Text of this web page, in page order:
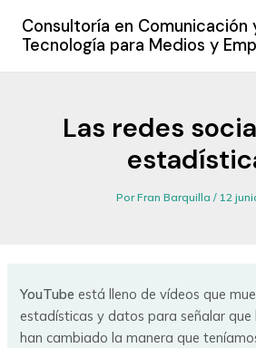
contenido
Consultoría en Comunicación
Tecnología para Medios y
Las redes
PorFran Barquilla / 12
YouTube está lleno de vídeos que
estadísticas y datos para señalar que
han cambiado la manera que